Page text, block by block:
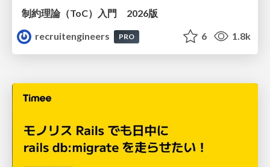
制約理論（ToC）入門 2026版
recruitengineers
PRO 6 1.8k